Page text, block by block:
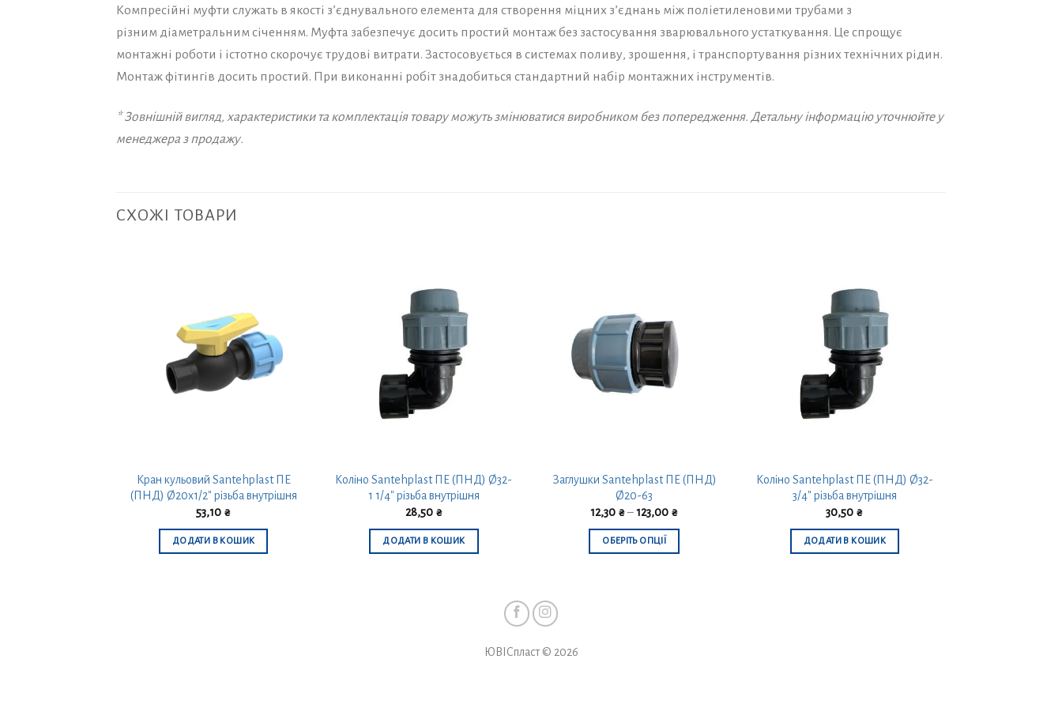
Компресійні муфти служать в якості з’єднувального елемента для створення міцних з’єднань між поліетиленовими трубами з
різним діаметральним січенням. Муфта забезпечує досить простий монтаж без застосування зварювального устаткування. Це спрощує
монтажні роботи і істотно скорочує трудові витрати. Застосовується в системах поливу, зрошення, і транспортування різних технічних рідин.
Монтаж фітингів досить простий. При виконанні робіт знадобиться стандартний набір монтажних інструментів.
* Зовнішній вигляд, характеристики та комплектація товару можуть змінюватися виробником без попередження. Детальну інформацію уточнюйте у
менеджера з продажу.
СХОЖІ ТОВАРИ
Кран кульовий Santehplast ПЕ
(ПНД) Ø20х1/2″ різьба внутрішня
53,10 ₴
ДОДАТИ В КОШИК
Коліно Santehplast ПЕ (ПНД) Ø32-
1 1/4″ різьба внутрішня
28,50 ₴
ДОДАТИ В КОШИК
Заглушки Santehplast ПЕ (ПНД)
Ø20-63
12,30 ₴–123,00 ₴
ОБЕРІТЬ ОПЦІЇ
Коліно Santehplast ПЕ (ПНД) Ø32-
3/4″ різьба внутрішня
30,50 ₴
ДОДАТИ В КОШИК
ЮВІСпласт © 2026